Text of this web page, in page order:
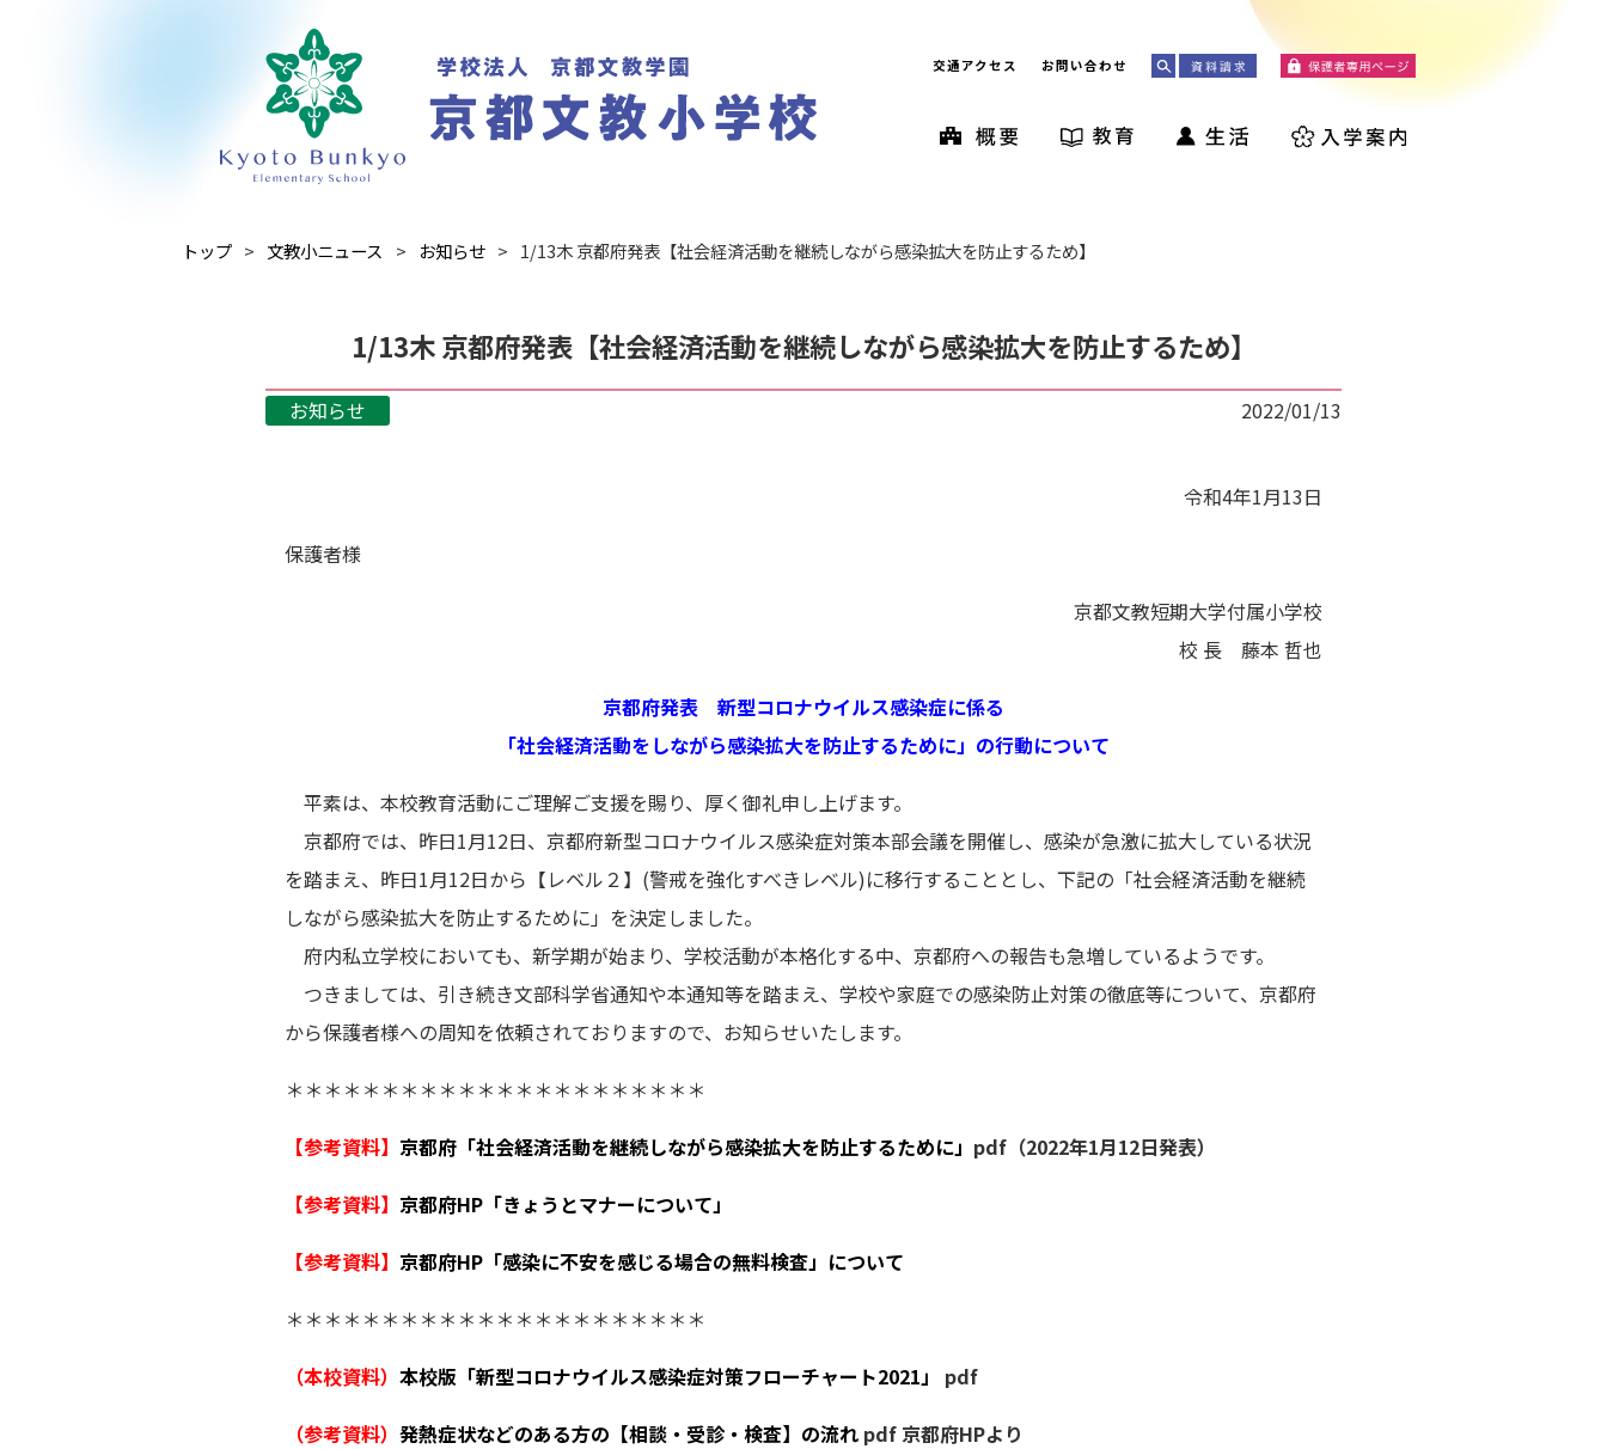
交通アクセス お問い合わせ
トップ 文教小ニュース お知らせ 1/13木 京都府発表【社会経済活動を継続しながら感染拡大を防止するため】
1/13木 京都府発表【社会経済活動を継続しながら感染拡大を防止するため】
お知らせ 2022/01/13
令和4年1月13日
保護者様
京都文教短期大学付属小学校
校 長 藤本 哲也
京都府発表 新型コロナウイルス感染症に係る
「社会経済活動をしながら感染拡大を防止するために」の行動について
平素は、本校教育活動にご理解ご支援を賜り、厚く御礼申し上げます。
京都府では、昨日1月12日、京都府新型コロナウイルス感染症対策本部会議を開催し、感染が急激に拡大している状況
を踏まえ、昨日1月12日から【レベル２】(警戒を強化すべきレベル)に移行することとし、下記の「社会経済活動を継続
しながら感染拡大を防止するために」を決定しました。
府内私立学校においても、新学期が始まり、学校活動が本格化する中、京都府への報告も急増しているようです。
つきましては、引き続き文部科学省通知や本通知等を踏まえ、学校や家庭での感染防止対策の徹底等について、京都府
から保護者様への周知を依頼されておりますので、お知らせいたします。
＊＊＊＊＊＊＊＊＊＊＊＊＊＊＊＊＊＊＊＊＊＊
【参考資料】 京都府「社会経済活動を継続しながら感染拡大を防止するために」 pdf（2022年1月12日発表）
【参考資料】 京都府HP「きょうとマナーについて」
【参考資料】 京都府HP「感染に不安を感じる場合の無料検査」について
＊＊＊＊＊＊＊＊＊＊＊＊＊＊＊＊＊＊＊＊＊＊
（本校資料） 本校版「新型コロナウイルス感染症対策フローチャート2021」
pdf
（参考資料） 発熱症状などのある方の【相談・受診・検査】の流れ pdf 京都府HPより